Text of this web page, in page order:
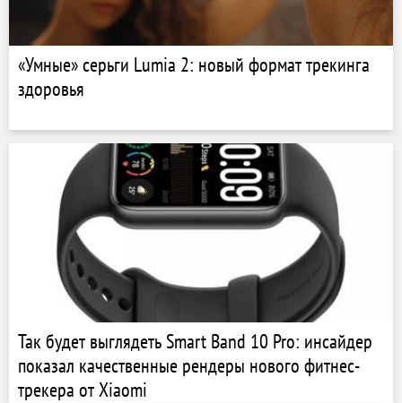
«Умные» серьги Lumia 2: новый формат трекинга
здоровья
Так будет выглядеть Smart Band 10 Pro: инсайдер
показал качественные рендеры нового фитнес-
трекера от Xiaomi